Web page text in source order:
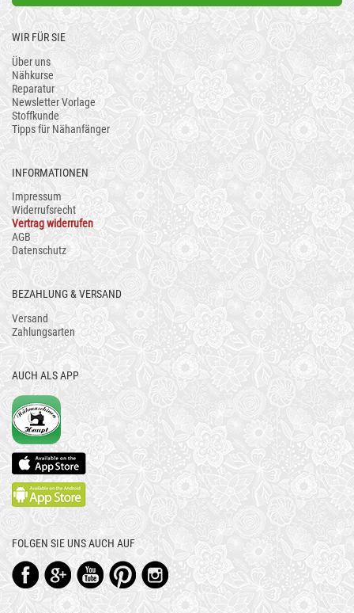
WIR FÜR SIE
Über uns
Nähkurse
Reparatur
Newsletter Vorlage
Stoffkunde
Tipps für Nähanfänger
INFORMATIONEN
Impressum
Widerrufsrecht
Vertrag widerrufen
AGB
Datenschutz
BEZAHLUNG & VERSAND
Versand
Zahlungsarten
AUCH ALS APP
FOLGEN SIE UNS AUCH AUF